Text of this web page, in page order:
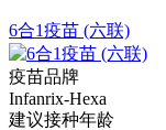
6合1疫苗 (六联)
疫苗品牌
Infanrix-Hexa
建议接种年龄